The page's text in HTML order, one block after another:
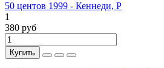
50 центов 1999 - Кеннеди, P
1
380 руб
Купить